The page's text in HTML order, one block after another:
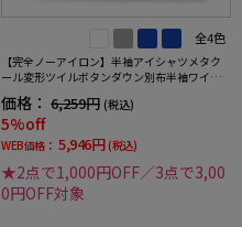
全4色
【完全ノーアイロン】半袖アイシャツメタク
ール変形ツイルボタンダウン別布半袖ワイシ
夏
価格： 6,259円 (税込)
5%off
WEB価格： 5,946円 (税込)
★2点で1,000円OFF／3点で3,00
0円OFF対象